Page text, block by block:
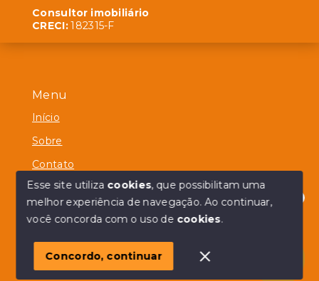
Olá! em posso ajudar?
Menu
Início
Sobre
Contato
© Copyright 2026 - Alberico Simões - Todos os direitos
SITE PARA IMOBILIARIA
Consultor imobiliário
CRECI:182315-F
Esse site utiliza cookies, que possibilitam uma
melhor experiência de navegação.Ao continuar,
você concorda com o uso de cookies.
Concordo, continuar